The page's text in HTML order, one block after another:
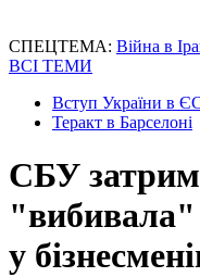
СПЕЦТЕМА: Війна в
ВСІ ТЕМИ
Вступ України в
Теракт в Барселоні
СБУ
"вибивала"
у